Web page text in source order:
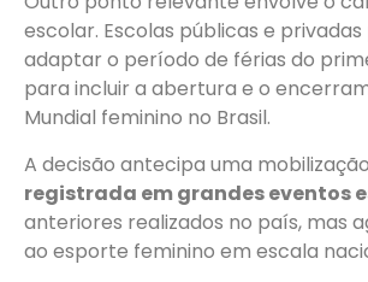
escolar. Escolas públicas e
adaptar o período de férias do
para incluir a abertura e o
Mundial feminino no Brasil.
A decisão antecipa uma
registrada em grandes eventos
anteriores realizados no país, mas
ao esporte feminino em escala